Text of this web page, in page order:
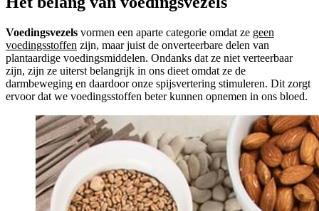
Voedingsvezels vormen een aparte categorie omdat ze geen
voedingsstoffen zijn, maar juist de onverteerbare delen van
plantaardige voedingsmiddelen. Ondanks dat ze niet verteerbaar
zijn, zijn ze uiterst belangrijk in ons dieet omdat ze de
darmbeweging en daardoor onze spijsvertering stimuleren. Dit zorgt
ervoor dat we voedingsstoffen beter kunnen opnemen in ons bloed.